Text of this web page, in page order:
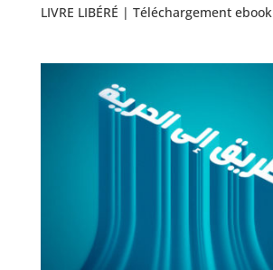
LIVRE LIBÉRÉ | Téléchargement ebook